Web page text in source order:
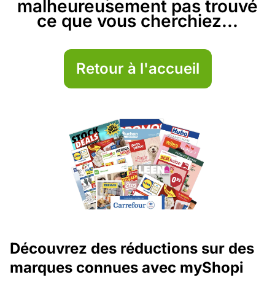
malheureusement pas trouvé
ce que vous cherchiez...
Retour à l'accueil
Découvrez des réductions sur des
marques connues avec myShopi